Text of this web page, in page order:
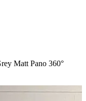
Matt Pano 360°